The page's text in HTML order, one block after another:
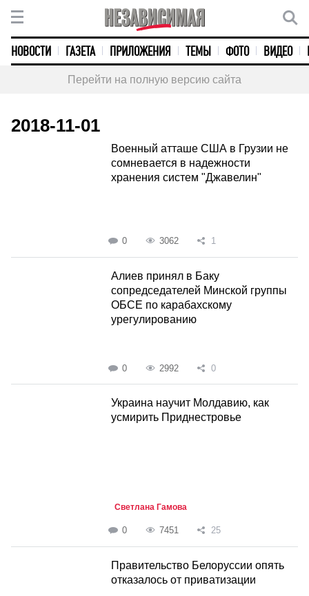
НОВОСТИ ГАЗЕТА ПРИЛОЖЕНИЯ ТЕМЫ ФОТО ВИДЕО
Перейти на полную версию сайта
2018-11-01
Военный атташе США в Грузии не
сомневается в надежности
хранения систем "Джавелин"
0 3062 1
Алиев принял в Баку
сопредседателей Минской группы
ОБСЕ по карабахскому
урегулированию
0 2992 0
Украина научит Молдавию, как
усмирить Приднестровье
Светлана Гамова
0 7451 25
Правительство Белоруссии опять
отказалось от приватизации